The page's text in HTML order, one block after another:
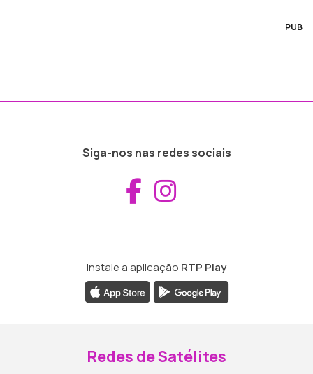
PUB
Siga-nos nas redes sociais
Aceder ao
Instale a aplicação RTP Play
Redes de Satélites